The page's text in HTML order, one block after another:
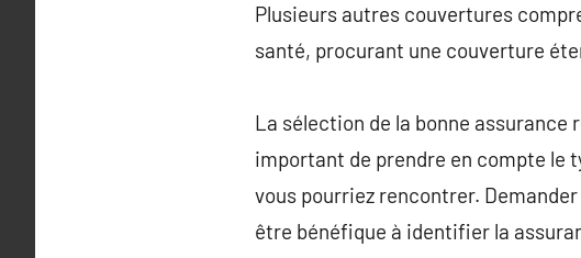
Plusieurs autres couvertures
santé, procurant une couverture
La sélection de la bonne
important de prendre en compte le
vous pourriez rencontrer.
être bénéfique à identifier la